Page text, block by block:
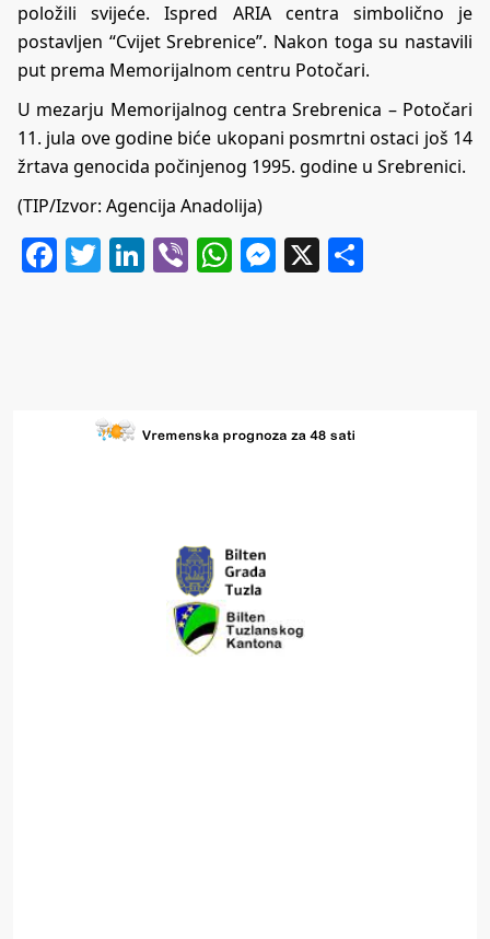
položili svijeće. Ispred ARIA centra simbolično je
postavljen “Cvijet Srebrenice”. Nakon toga su nastavili
put prema Memorijalnom centru Potočari.​​​​​​​
U mezarju Memorijalnog centra Srebrenica – Potočari
11. jula ove godine biće ukopani posmrtni ostaci još 14
žrtava genocida počinjenog 1995. godine u Srebrenici.
(TIP/Izvor: Agencija Anadolija)
Facebook
Twitter
LinkedIn
ViberWhatsApp
Messenger
X